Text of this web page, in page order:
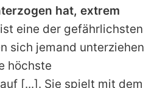
hat, extrem
eine der gefährlichsten
sich jemand unterziehen
höchste
[...]. Sie spielt mit dem